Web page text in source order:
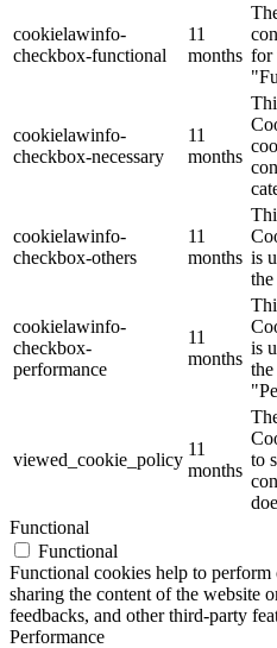
cookielawinfo-
checkbox-functional
11
months for
cookielawinfo-
checkbox-necessary
11
months
cookielawinfo-
checkbox-others
11
months is
cookielawinfo-
checkbox-
performance
11
months
is
viewed_cookie_policy
11
months
to
Functional
Functional
Functional cookies help to
sharing the content of the website
feedbacks, and other third-party
Performance